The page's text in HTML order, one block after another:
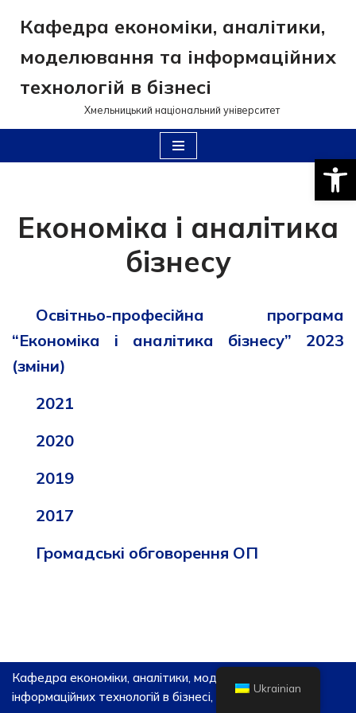
Перейти
до
вмісту
Кафедра економіки, аналітики,
моделювання та інформаційних
технологій в бізнесі
Хмельницький національний університет
Економіка і аналітика
бізнесу
Освітньо-професійна програма
“Економіка і аналітика бізнесу” 2023
(зміни)
2021
2020
2019
2017
Громадські обговорення ОП
Кафедра економіки, аналітики, моделювання та
інформаційних технологій в бізнесі, 2026
Ukrainian